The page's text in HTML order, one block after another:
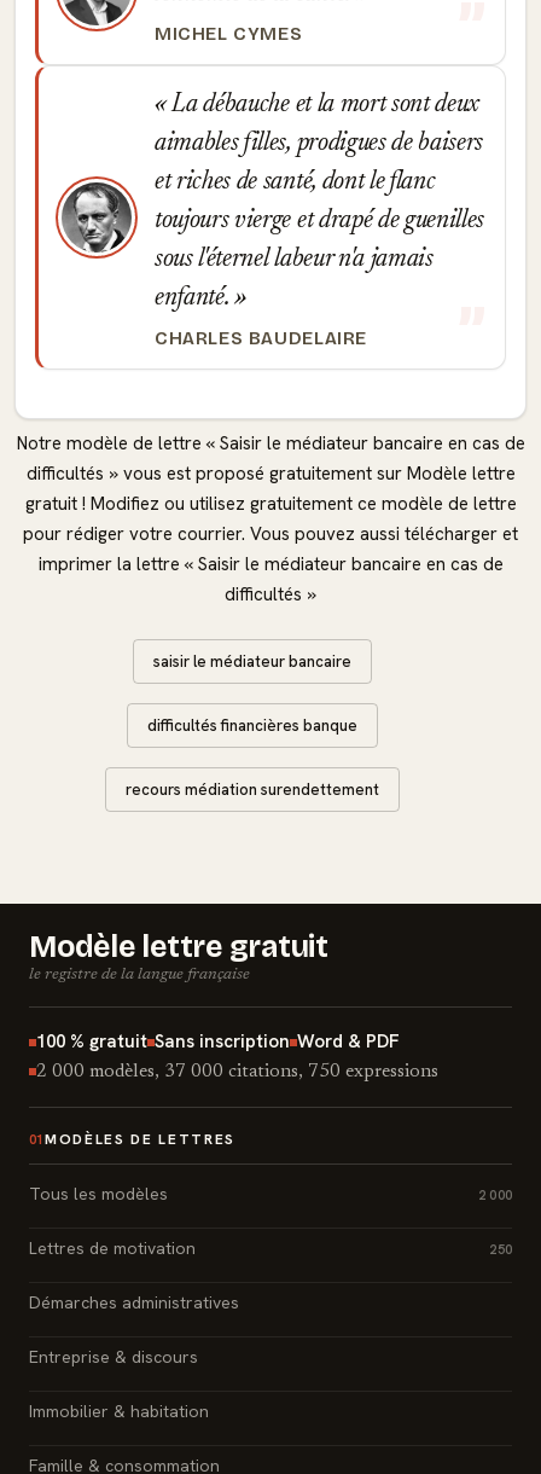
MICHEL CYMES
La débauche et la mort sont deux
aimables filles, prodigues de baisers
et riches de santé, dont le flanc
toujours vierge et drapé de guenilles
sous l'éternel labeur n'a jamais
enfanté.
CHARLES BAUDELAIRE
Notre modèle de lettre « Saisir le médiateur bancaire en cas de
difficultés » vous est proposé gratuitement sur Modèle lettre
gratuit ! Modifiez ou utilisez gratuitement ce modèle de lettre
pour rédiger votre courrier. Vous pouvez aussi télécharger et
imprimer la lettre « Saisir le médiateur bancaire en cas de
difficultés »
saisir le médiateur bancaire
difficultés financières banque
recours médiation surendettement
Modèle lettre gratuit
le registre de la langue française
100 % gratuit Sans inscription Word & PDF
2 000 modèles, 37 000 citations, 750 expressions
01 MODÈLES DE LETTRES
Tous les modèles 2 000
Lettres de motivation 250
Démarches administratives
Entreprise & discours
Immobilier & habitation
Famille & consommation